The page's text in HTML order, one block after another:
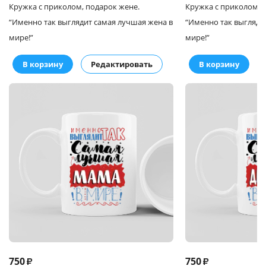
Кружкас приколом, подарок жене.
“Именно так выглядит самая лучшая жена в
мире!”
В корзину Редактировать
Кружкас приколом,
“Именно так
мире!”
В корзину
750₽ 750₽